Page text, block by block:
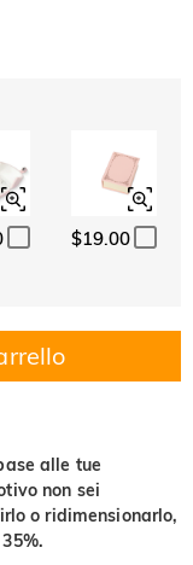
$19.00
alle tue
non sei
o ridimensionarlo,